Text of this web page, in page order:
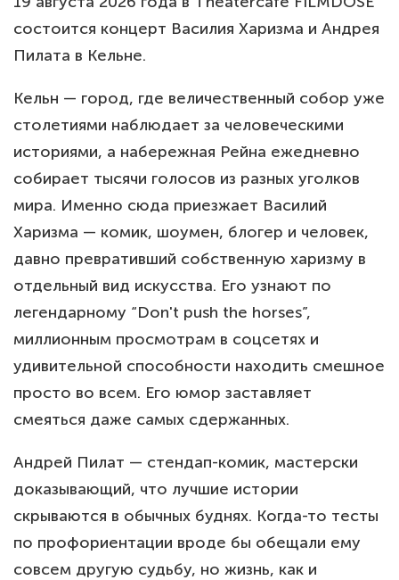
состоится концерт Василия Харизма и Андрея
Пилата в Кельне.
Кельн — город, где величественный собор уже
столетиями наблюдает за человеческими
историями, а набережная Рейна ежедневно
собирает тысячи голосов из разных уголков
мира. Именно сюда приезжает Василий
Харизма — комик, шоумен, блогер и человек,
давно превративший собственную харизму в
отдельный вид искусства. Его узнают по
легендарному “Don't push the horses”,
миллионным просмотрам в соцсетях и
удивительной способности находить смешное
просто во всем. Его юмор заставляет
смеяться даже самых сдержанных.
Андрей Пилат — стендап-комик, мастерски
доказывающий, что лучшие истории
скрываются в обычных буднях. Когда-то тесты
по профориентации вроде бы обещали ему
совсем другую судьбу, но жизнь, как и